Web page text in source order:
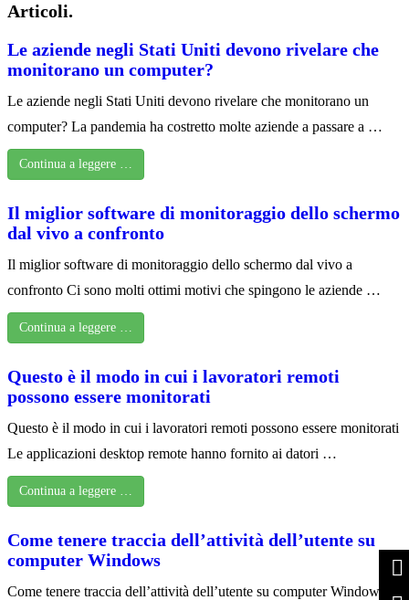
Articoli.
Le aziende negli Stati Uniti devono rivelare che
monitorano un computer?
Le aziende negli Stati Uniti devono rivelare che monitorano un
computer? La pandemia ha costretto molte aziende a passare a …
Continua a leggere …
Il miglior software di monitoraggio dello schermo
dal vivo a confronto
Il miglior software di monitoraggio dello schermo dal vivo a
confronto Ci sono molti ottimi motivi che spingono le aziende …
Continua a leggere …
Questo è il modo in cui i lavoratori remoti
possono essere monitorati
Questo è il modo in cui i lavoratori remoti possono essere monitorati
Le applicazioni desktop remote hanno fornito ai datori …
Continua a leggere …
Come tenere traccia dell’attività dell’utente su
computer Windows
Come tenere traccia dell’attività dell’utente su computer Windows Il